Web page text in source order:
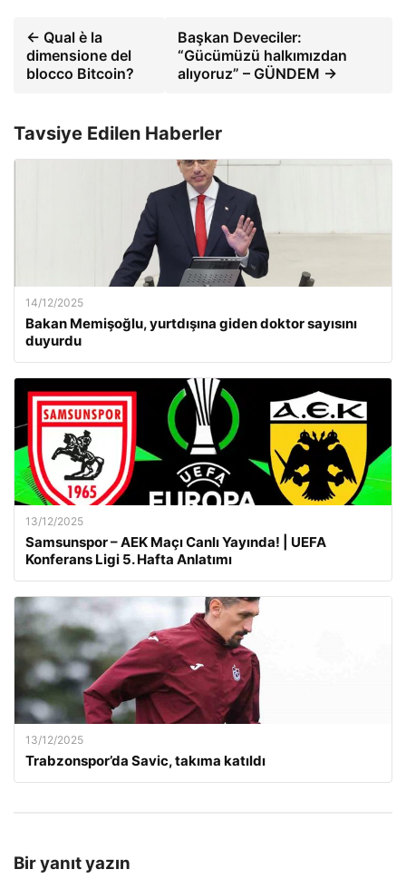
← Qual è la
dimensione del
blocco Bitcoin?
Başkan Deveciler:
“Gücümüzü halkımızdan
alıyoruz” – GÜNDEM →
Tavsiye Edilen Haberler
14/12/2025
Bakan Memişoğlu, yurtdışına giden doktor sayısını
duyurdu
13/12/2025
Samsunspor – AEK Maçı Canlı Yayında! | UEFA
Konferans Ligi 5. Hafta Anlatımı
13/12/2025
Trabzonspor’da Savic, takıma katıldı
Bir yanıt yazın